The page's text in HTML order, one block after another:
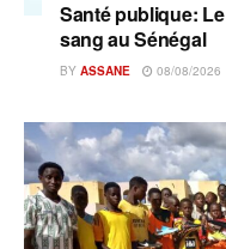
Santé publique:
sang au Sénégal
BY ASSANE 08/08/2026